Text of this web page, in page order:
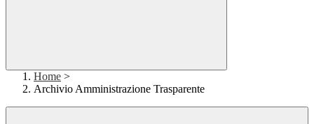
Home >
Archivio Amministrazione Trasparente